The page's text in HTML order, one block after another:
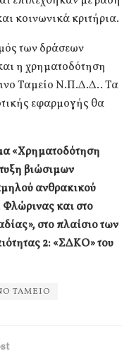
κοινωνικά κριτήρια.
των δράσεων
η χρηματοδότηση
Ταμείο Ν.Π.Δ.Δ.. Τα
εφαρμογής θα
«Χρηματοδότηση
βιώσιμων
ανθρακικού
και στο
στο πλαίσιο των
2: «ΣΔΚΟ» του
ΤΑΜΕΙΟ